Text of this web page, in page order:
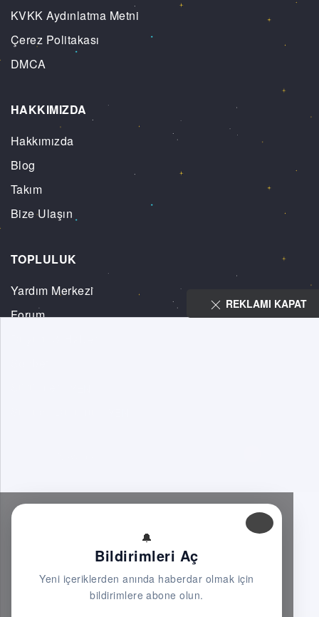
KVKK Aydınlatma Metni
Çerez Politakası
DMCA
HAKKIMIZDA
Hakkımızda
Blog
Takım
Bize Ulaşın
TOPLULUK
Yardım Merkezi
Forum
REKLAMI KAPAT
🔔
Bildirimleri Aç
Yeni içeriklerden anında haberdar olmak için
bildirimlere abone olun.